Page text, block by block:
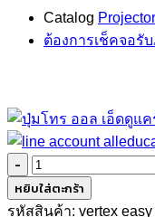
Catalog
ต้องการเช็คจอรั
จำนวน
VERTEX
EASY
หยิบใส่ตะกร้า
รหัสสินค้า: vertex